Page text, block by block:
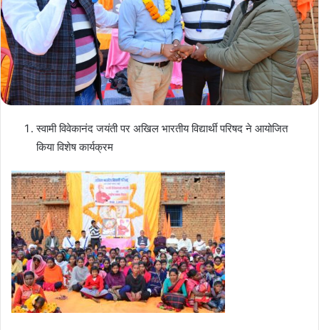
स्वामी विवेकानंद जयंती पर अखिल भारतीय विद्यार्थी परिषद ने आयोजित
किया विशेष कार्यक्रम